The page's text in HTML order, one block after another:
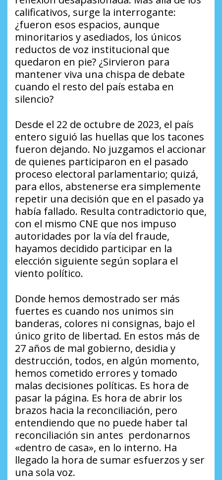
calificativos, surge la interrogante:
¿fueron esos espacios, aunque
minoritarios y asediados, los únicos
reductos de voz institucional que
quedaron en pie? ¿Sirvieron para
mantener viva una chispa de debate
cuando el resto del país estaba en
silencio?
Desde el 22 de octubre de 2023, el país
entero siguió las huellas que los tacones
fueron dejando. No juzgamos el accionar
de quienes participaron en el pasado
proceso electoral parlamentario; quizá,
para ellos, abstenerse era simplemente
repetir una decisión que en el pasado ya
había fallado. Resulta contradictorio que,
con el mismo CNE que nos impuso
autoridades por la vía del fraude,
hayamos decidido participar en la
elección siguiente según soplara el
viento político.
Donde hemos demostrado ser más
fuertes es cuando nos unimos sin
banderas, colores ni consignas, bajo el
único grito de libertad. En estos más de
27 años de mal gobierno, desidia y
destrucción, todos, en algún momento,
hemos cometido errores y tomado
malas decisiones políticas. Es hora de
pasar la página. Es hora de abrir los
brazos hacia la reconciliación, pero
entendiendo que no puede haber tal
reconciliación sin antes perdonarnos
«dentro de casa», en lo interno. Ha
llegado la hora de sumar esfuerzos y ser
una sola voz.